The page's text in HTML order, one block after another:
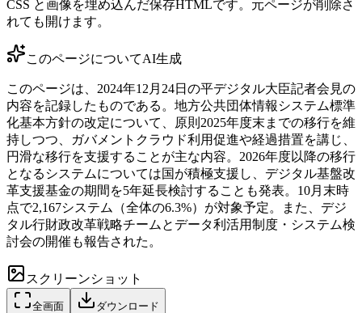
CSS と画像を埋め込んだ保存HTMLです。元ページが削除さ
れても開けます。
このページについてAI生成
このページは、2024年12月24日の平デジタル大臣記者会見の
内容を記録したものである。地方公共団体情報システム標準
化基本方針の改定について、原則2025年度末までの移行を維
持しつつ、ガバメントクラウド利用促進や経過措置を講じ、
円滑な移行を支援することが主な内容。2026年度以降の移行
となるシステムについては国が積極支援し、デジタル基盤改
革支援基金の期間を5年延長検討することも発表。10月末時
点で2,167システム（全体の6.3%）が対象予定。また、デジ
タル行財政改革戦略チームとデータ利活用制度・システム検
討会の開催も報告された。
スクリーンショット
全画面 ダウンロード